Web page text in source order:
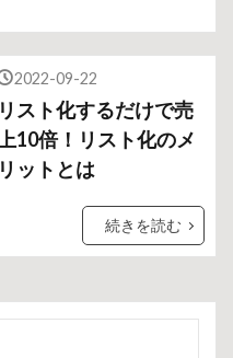
2022-09-22
リスト化するだけで売
上10倍！リスト化のメ
リットとは
続きを読む